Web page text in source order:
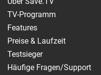
TV-Programm
Features
Preise & Laufzeit
Testsieger
Häufige Fragen/Support